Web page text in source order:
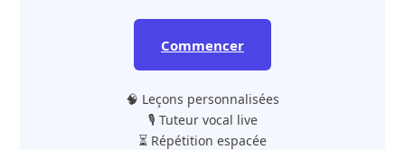
Commencer
🧠 Leçons personnalisées
🎙️ Tuteur vocal live
⏳ Répétition espacée